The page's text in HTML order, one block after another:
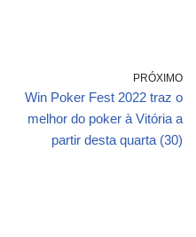
PRÓXIMO
Win Poker Fest 2022 traz o
melhor do poker à Vitória a
partir desta quarta (30)